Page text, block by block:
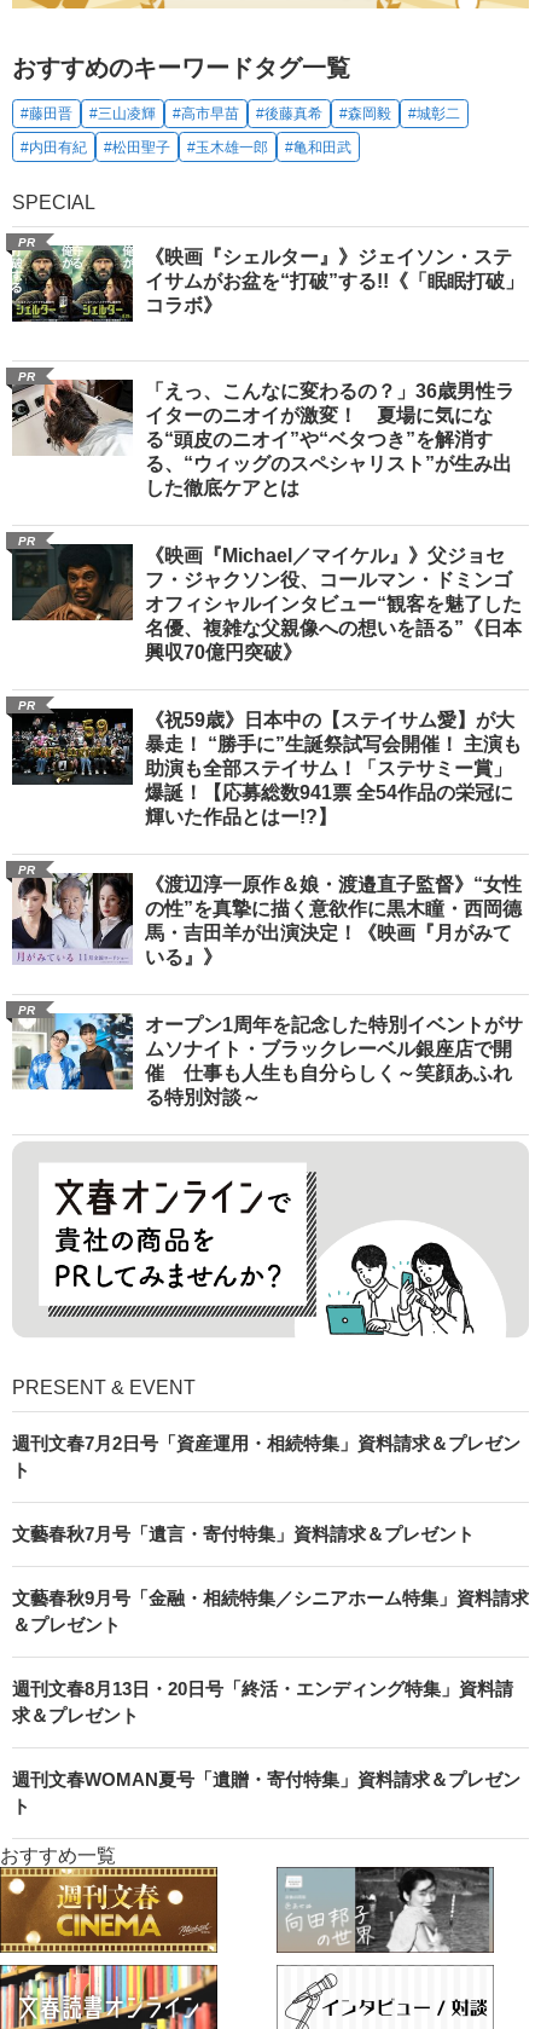
おすすめのキーワードタグ一覧
#藤田晋 #三山凌輝 #高市早苗 #後藤真希 #森岡毅
#城彰二
#内田有紀
#松田聖子 #玉木雄一郎 #亀和田武
SPECIAL
PR
《映画『シェルター』》ジェイソン・ステ
イサムがお盆を“打破”する!!《「眠眠打破」
コラボ》
PR
「えっ、こんなに変わるの？」36歳男性ラ
イターのニオイが激変！ 夏場に気にな
る“頭皮のニオイ”や“ベタつき”を解消す
る、“ウィッグのスペシャリスト”が生み出
した徹底ケアとは
PR
《映画『Michael／マイケル』》父ジョセ
フ・ジャクソン役、コールマン・ドミンゴ
オフィシャルインタビュー“観客を魅了した
名優、複雑な父親像への想いを語る”《日本
興収70億円突破》
PR
《祝59歳》日本中の【ステイサム愛】が大
暴走！ “勝手に”生誕祭試写会開催！ 主演も
助演も全部ステイサム！「ステサミー賞」
爆誕！【応募総数941票 全54作品の栄冠に
輝いた作品とはー!?】
PR
《渡辺淳一原作＆娘・渡邉直子監督》“女性
の性”を真摯に描く意欲作に黒木瞳・西岡德
馬・吉田羊が出演決定！《映画『月がみて
いる』》
PR
オープン1周年を記念した特別イベントがサ
ムソナイト・ブラックレーベル銀座店で開
催 仕事も人生も自分らしく～笑顔あふれ
る特別対談～
PRESENT & EVENT
週刊文春7月2日号「資産運用・相続特集」資料請求＆プレゼン
ト
文藝春秋7月号「遺言・寄付特集」資料請求＆プレゼント
文藝春秋9月号「金融・相続特集／シニアホーム特集」資料請求
＆プレゼント
週刊文春8月13日・20日号「終活・エンディング特集」資料請
求＆プレゼント
週刊文春WOMAN夏号「遺贈・寄付特集」資料請求＆プレゼン
ト
おすすめ一覧